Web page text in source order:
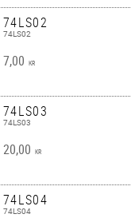
74LS02
74LS02
7,00 KR
74LS03
74LS03
20,00 KR
74LS04
74LS04